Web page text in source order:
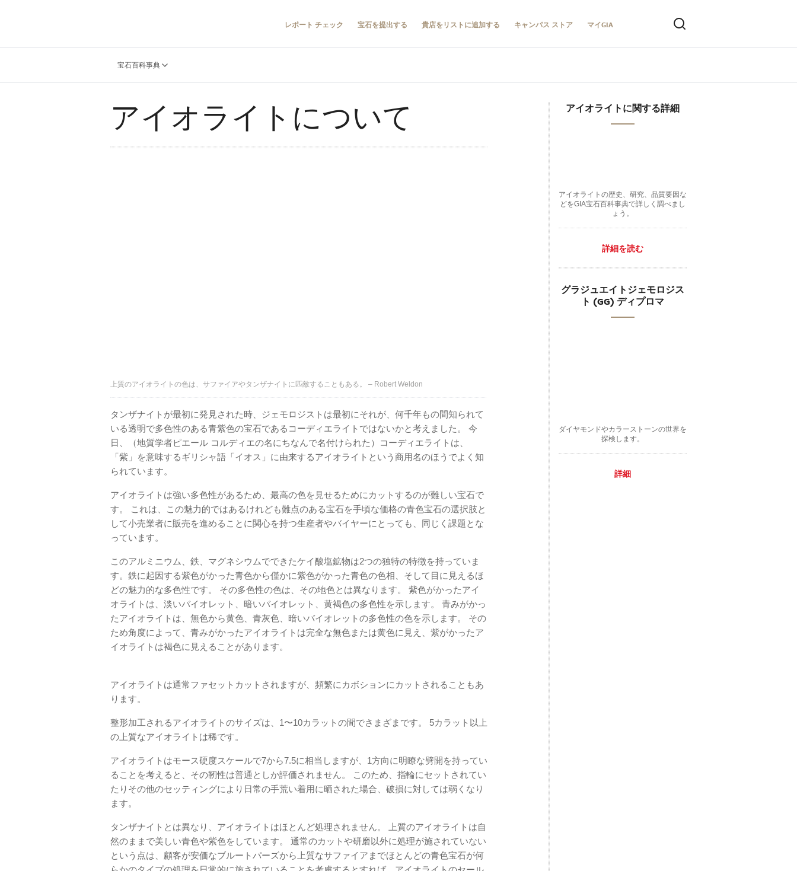
レポート チェック 宝石を提出する 貴店をリストに追加する キャンパス ストア マイGIA
宝石百科事典
アイオライトについて
上質のアイオライトの色は、サファイアやタンザナイトに匹敵することもある。 – Robert Weldon
タンザナイトが最初に発見された時、ジェモロジストは最初にそれが、何千年もの間知られて
いる透明で多色性のある青紫色の宝石であるコーディエライトではないかと考えました。 今
日、（地質学者ピエール コルディエの名にちなんで名付けられた）コーディエライトは、
「紫」を意味するギリシャ語「イオス」に由来するアイオライトという商用名のほうでよく知
られています。
アイオライトは強い多色性があるため、最高の色を見せるためにカットするのが難しい宝石で
す。 これは、この魅力的ではあるけれども難点のある宝石を手頃な価格の青色宝石の選択肢と
して小売業者に販売を進めることに関心を持つ生産者やバイヤーにとっても、同じく課題とな
っています。
このアルミニウム、鉄、マグネシウムでできたケイ酸塩鉱物は2つの独特の特徴を持っていま
す。鉄に起因する紫色がかった青色から僅かに紫色がかった青色の色相、そして目に見えるほ
どの魅力的な多色性です。 その多色性の色は、その地色とは異なります。 紫色がかったアイ
オライトは、淡いバイオレット、暗いバイオレット、黄褐色の多色性を示します。 青みがかっ
たアイオライトは、​​無色から黄色、青灰色、暗いバイオレットの多色性の色を示します。 その
ため角度によって、青みがかったアイオライトは完全な無色または黄色に見え、紫がかったア
イオライトは褐色に見えることがあります。
アイオライトは通常ファセットカットされますが、頻繁にカボションにカットされることもあ
ります。
整形加工されるアイオライトのサイズは、1〜10カラットの間でさまざまです。 5カラット以上
の上質なアイオライトは稀です。
アイオライトはモース硬度スケールで7から7.5に相当しますが、1方向に明瞭な劈開を持ってい
ることを考えると、その靭性は普通としか評価されません。 このため、指輪にセットされてい
たりその他のセッティングにより日常の手荒い着用に晒された場合、破損に対しては弱くなり
ます。
タンザナイトとは異なり、アイオライトはほとんど処理されません。 上質のアイオライトは自
然のままで美しい青色や紫色をしています。 通常のカットや研磨以外に処理が施されていない
という点は、顧客が安価なブルートパーズから上質なサファイアまでほとんどの青色宝石が何
アイオライトに関する詳細
アイオライトの歴史、研究、品質要因な
どをGIA宝石百科事典で詳しく調べまし
ょう。
詳細を読む
グラジュエイトジェモロジス
ト (GG) ディプロマ
ダイヤモンドやカラーストーンの世界を
探検します。
詳細